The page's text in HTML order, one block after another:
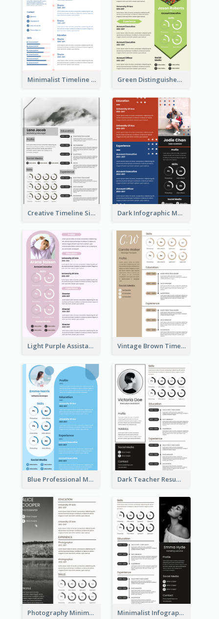
Minimalist Timeline Medical Student Resume Green Distinguished Resume
Creative Timeline Simple Resume Dark Infographic Marketing Assistant Resume
Light Purple Assistant Resume Vintage Brown Timeline Resume
Blue Professional Marketing Resume Dark Teacher Resume
Photography Minimalist Design Resume Minimalist Infographic Resume